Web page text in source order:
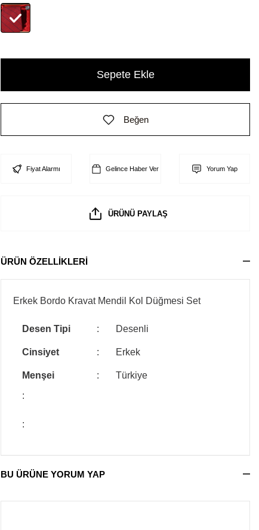
Sepete Ekle
Beğen
Fiyat Alarmı Gelince Haber Ver Yorum Yap
ÜRÜNÜ PAYLAŞ
ÜRÜN ÖZELLİKLERİ
Erkek Bordo Kravat Mendil Kol Düğmesi Set
Desen Tipi : Desenli
Cinsiyet : Erkek
Menşei :
Türkiye
:
:
BU ÜRÜNE YORUM YAP